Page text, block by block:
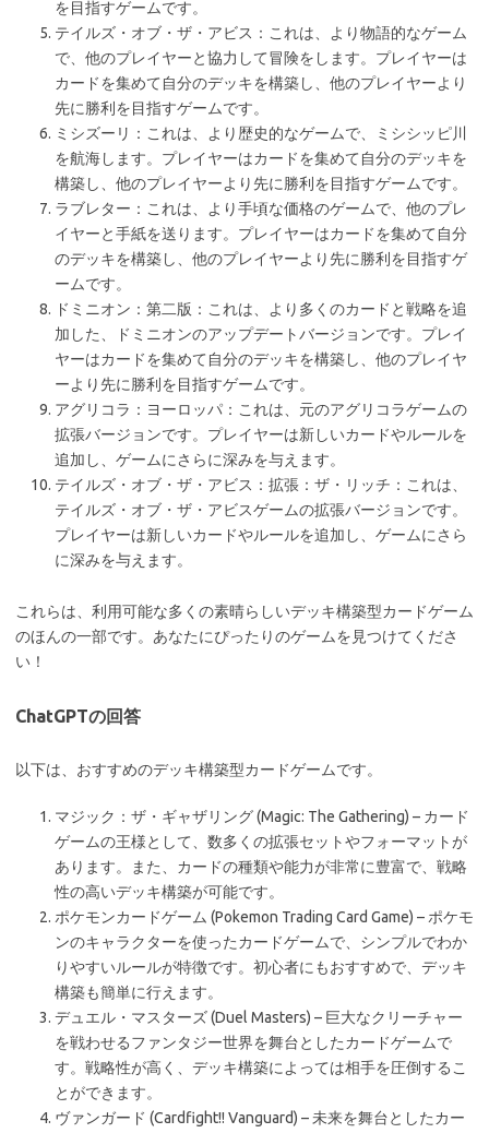
を目指すゲームです。
テイルズ・オブ・ザ・アビス：これは、より物語的なゲーム
で、他のプレイヤーと協力して冒険をします。プレイヤーは
カードを集めて自分のデッキを構築し、他のプレイヤーより
先に勝利を目指すゲームです。
ミシズーリ：これは、より歴史的なゲームで、ミシシッピ川
を航海します。プレイヤーはカードを集めて自分のデッキを
構築し、他のプレイヤーより先に勝利を目指すゲームです。
ラブレター：これは、より手頃な価格のゲームで、他のプレ
イヤーと手紙を送ります。プレイヤーはカードを集めて自分
のデッキを構築し、他のプレイヤーより先に勝利を目指すゲ
ームです。
ドミニオン：第二版：これは、より多くのカードと戦略を追
加した、ドミニオンのアップデートバージョンです。プレイ
ヤーはカードを集めて自分のデッキを構築し、他のプレイヤ
ーより先に勝利を目指すゲームです。
アグリコラ：ヨーロッパ：これは、元のアグリコラゲームの
拡張バージョンです。プレイヤーは新しいカードやルールを
追加し、ゲームにさらに深みを与えます。
テイルズ・オブ・ザ・アビス：拡張：ザ・リッチ：これは、
テイルズ・オブ・ザ・アビスゲームの拡張バージョンです。
プレイヤーは新しいカードやルールを追加し、ゲームにさら
に深みを与えます。
これらは、利用可能な多くの素晴らしいデッキ構築型カードゲーム
のほんの一部です。あなたにぴったりのゲームを見つけてくださ
い！
ChatGPTの回答
以下は、おすすめのデッキ構築型カードゲームです。
マジック：ザ・ギャザリング (Magic: The Gathering) – カード
ゲームの王様として、数多くの拡張セットやフォーマットが
あります。また、カードの種類や能力が非常に豊富で、戦略
性の高いデッキ構築が可能です。
ポケモンカードゲーム (Pokemon Trading Card Game) – ポケモ
ンのキャラクターを使ったカードゲームで、シンプルでわか
りやすいルールが特徴です。初心者にもおすすめで、デッキ
構築も簡単に行えます。
デュエル・マスターズ (Duel Masters) – 巨大なクリーチャー
を戦わせるファンタジー世界を舞台としたカードゲームで
す。戦略性が高く、デッキ構築によっては相手を圧倒するこ
とができます。
ヴァンガード (Cardfight!! Vanguard) – 未来を舞台としたカー